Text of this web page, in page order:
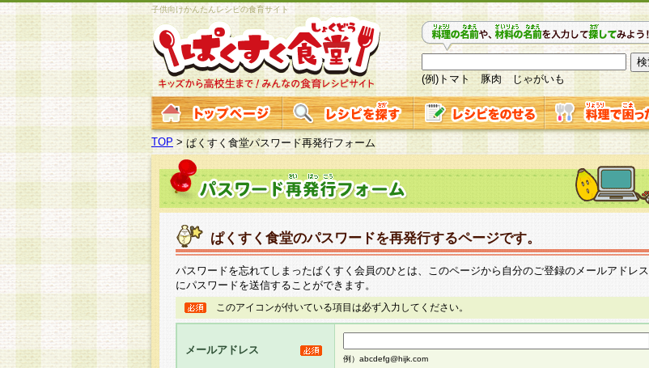
子供向けかんたんレシピの食育サイト
(例)トマト 豚肉 じゃがいも
TOP >ぱくすく食堂パスワード再発行フォーム
ぱくすく食堂のパスワードを再発行するページです。
パスワードを忘れてしまったぱくすく会員のひとは、このページから自分のご登録のメールアドレス
にパスワードを送信することができます。
このアイコンが付いている項目は必ず入力してください。
メールアドレス
例）abcdefg@hijk.com